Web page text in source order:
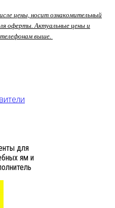
цены, носит ознакомительный
оферты. Актуальные цены и
выше.
для
ям и